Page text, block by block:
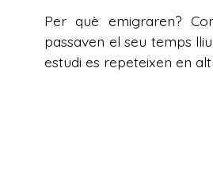
Per què emigraren?
passaven el seu temps
estudi es repeteixen en